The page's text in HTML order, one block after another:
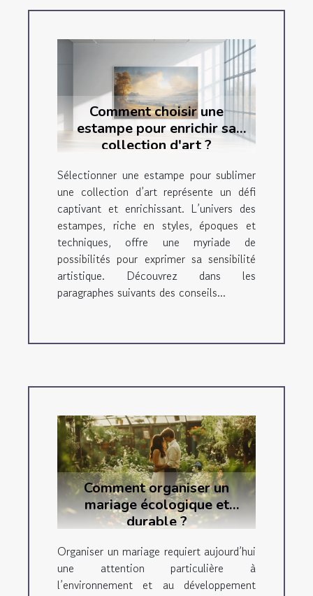
Comment choisir une
estampe pour enrichir sa
collection d'art ?
Sélectionner une estampe pour sublimer
une collection d’art représente un défi
captivant et enrichissant. L’univers des
estampes, riche en styles, époques et
techniques, offre une myriade de
possibilités pour exprimer sa sensibilité
artistique. Découvrez dans les
paragraphes suivants des conseils...
Comment organiser un
mariage écologique et
durable ?
Organiser un mariage requiert aujourd’hui
une attention particulière à
l’environnement et au développement